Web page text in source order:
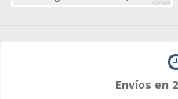
467488
Envíos en